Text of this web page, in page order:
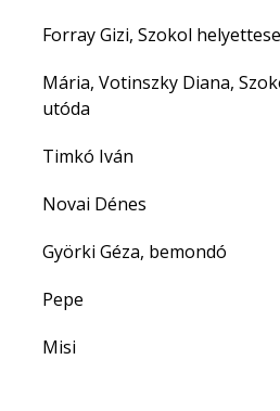
Forray Gizi, Szokol helyettese
Mária, Votinszky Diana,
utóda
Timkó Iván
Novai Dénes
Györki Géza, bemondó
Pepe
Misi